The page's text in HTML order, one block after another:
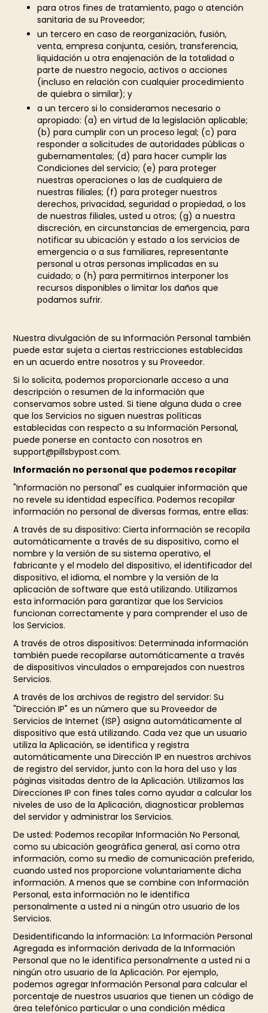
para otros fines de tratamiento, pago o atención
sanitaria de su Proveedor;
un tercero en caso de reorganización, fusión,
venta, empresa conjunta, cesión, transferencia,
liquidación u otra enajenación de la totalidad o
parte de nuestro negocio, activos o acciones
(incluso en relación con cualquier procedimiento
de quiebra o similar); y
a un tercero si lo consideramos necesario o
apropiado: (a) en virtud de la legislación aplicable;
(b) para cumplir con un proceso legal; (c) para
responder a solicitudes de autoridades públicas o
gubernamentales; (d) para hacer cumplir las
Condiciones del servicio; (e) para proteger
nuestras operaciones o las de cualquiera de
nuestras filiales; (f) para proteger nuestros
derechos, privacidad, seguridad o propiedad, o los
de nuestras filiales, usted u otros; (g) a nuestra
discreción, en circunstancias de emergencia, para
notificar su ubicación y estado a los servicios de
emergencia o a sus familiares, representante
personal u otras personas implicadas en su
cuidado; o (h) para permitirnos interponer los
recursos disponibles o limitar los daños que
podamos sufrir.
Nuestra divulgación de su Información Personal también
puede estar sujeta a ciertas restricciones establecidas
en un acuerdo entre nosotros y su Proveedor.
Si lo solicita, podemos proporcionarle acceso a una
descripción o resumen de la información que
conservamos sobre usted. Si tiene alguna duda o cree
que los Servicios no siguen nuestras políticas
establecidas con respecto a su Información Personal,
puede ponerse en contacto con nosotros en
support@pillsbypost.com.
Información no personal que podemos recopilar
"Información no personal" es cualquier información que
no revele su identidad específica. Podemos recopilar
información no personal de diversas formas, entre ellas:
A través de su dispositivo: Cierta información se recopila
automáticamente a través de su dispositivo, como el
nombre y la versión de su sistema operativo, el
fabricante y el modelo del dispositivo, el identificador del
dispositivo, el idioma, el nombre y la versión de la
aplicación de software que está utilizando. Utilizamos
esta información para garantizar que los Servicios
funcionan correctamente y para comprender el uso de
los Servicios.
A través de otros dispositivos: Determinada información
también puede recopilarse automáticamente a través
de dispositivos vinculados o emparejados con nuestros
Servicios.
A través de los archivos de registro del servidor: Su
"Dirección IP" es un número que su Proveedor de
Servicios de Internet (ISP) asigna automáticamente al
dispositivo que está utilizando. Cada vez que un usuario
utiliza la Aplicación, se identifica y registra
automáticamente una Dirección IP en nuestros archivos
de registro del servidor, junto con la hora del uso y las
páginas visitadas dentro de la Aplicación. Utilizamos las
Direcciones IP con fines tales como ayudar a calcular los
niveles de uso de la Aplicación, diagnosticar problemas
del servidor y administrar los Servicios.
De usted: Podemos recopilar Información No Personal,
como su ubicación geográfica general, así como otra
información, como su medio de comunicación preferido,
cuando usted nos proporcione voluntariamente dicha
información. A menos que se combine con Información
Personal, esta información no le identifica
personalmente a usted ni a ningún otro usuario de los
Servicios.
Desidentificando la información: La Información Personal
Agregada es información derivada de la Información
Personal que no le identifica personalmente a usted ni a
ningún otro usuario de la Aplicación. Por ejemplo,
podemos agregar Información Personal para calcular el
porcentaje de nuestros usuarios que tienen un código de
área telefónico particular o una condición médica